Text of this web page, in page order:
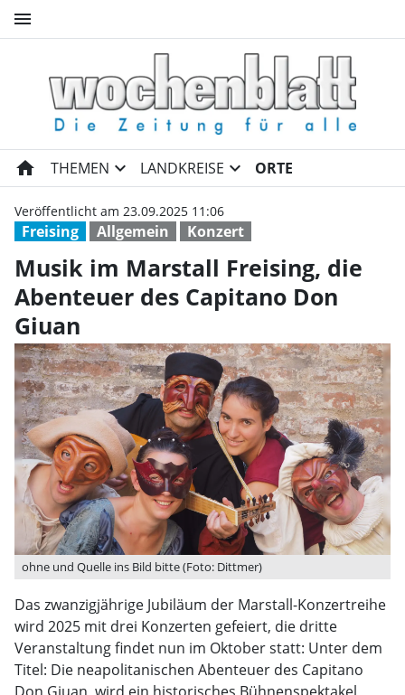
menu
Musik im Marstall Freising,
home THEMEN expand_more LANDKREISE expand_more ORTE
Freising Allgemein Konzert
Veröffentlicht am 23.09.2025 11:06
Musik im Marstall Freising, die
Abenteuer des Capitano Don
Giuan
ohne und Quelle ins Bild bitte (Foto: Dittmer)
Das zwanzigjährige Jubiläum der Marstall-Konzertreihe
wird 2025 mit drei Konzerten gefeiert, die dritte
Veranstaltung findet nun im Oktober statt: Unter dem
Titel: Die neapolitanischen Abenteuer des Capitano